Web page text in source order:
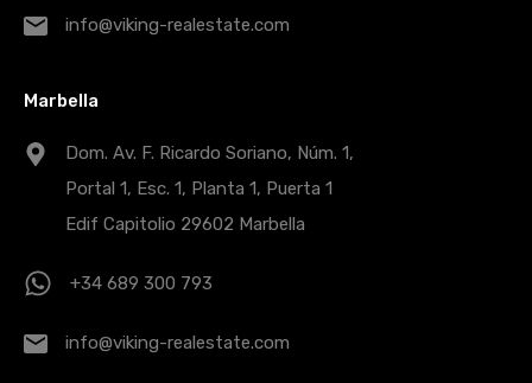
info@viking-realestate.com
Marbella
Dom. Av. F. Ricardo Soriano, Núm. 1,
Portal 1, Esc. 1, Planta 1, Puerta 1
Edif Capitolio 29602 Marbella
+34 689 300 793
info@viking-realestate.com